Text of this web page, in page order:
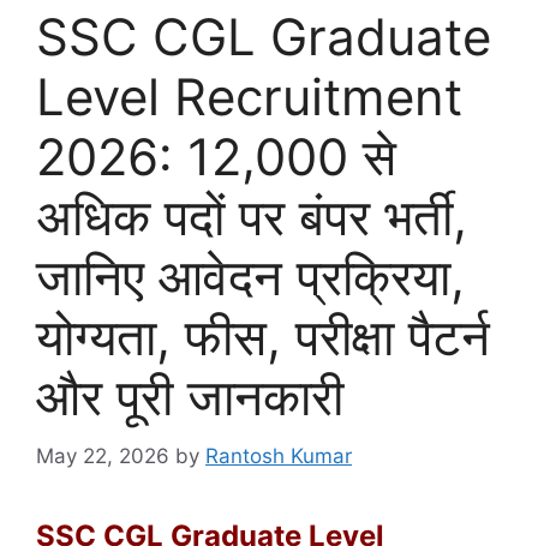
SSC CGL Graduate
Level Recruitment
2026: 12,000 से
अधिक पदों पर बंपर भर्ती,
जानिए आवेदन प्रक्रिया,
योग्यता, फीस, परीक्षा पैटर्न
और पूरी जानकारी
May 22, 2026 by Rantosh Kumar
SSC CGL Graduate Level